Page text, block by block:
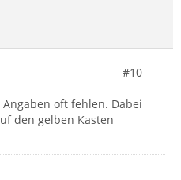
#10
Angaben oft fehlen. Dabei
den gelben Kasten